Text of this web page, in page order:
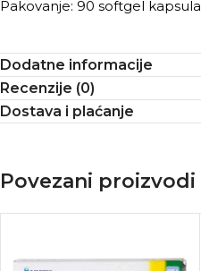
Pakovanje: 90 softgel kapsula
Dodatne informacije
Recenzije (0)
Dostava i plaćanje
Povezani proizvodi